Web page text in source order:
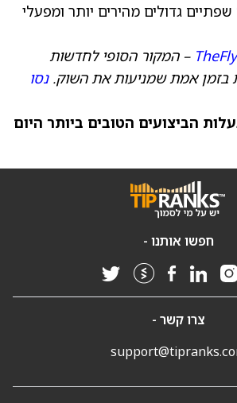
שפתיים גדולים מהירים יותר ומפעלי
TheFly – המקור הסופי לחדשות
בזמן אמת שמניעות את השוק.נסו
הביצועים הטובים ביותר היום
חפשו אותנו -
צרו קשר -